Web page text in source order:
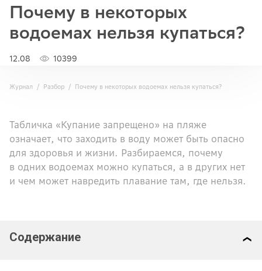
Почему в некоторых
водоемах нельзя купаться?
12.08 10399
Журнал Разбор Почему в некоторых водоемах нельзя купаться?
Табличка «Купание запрещено» на пляже
означает, что заходить в воду может быть опасно
для здоровья и жизни. Разбираемся, почему
в одних водоемах можно купаться, а в других нет
и чем может навредить плавание там, где нельзя.
Содержание